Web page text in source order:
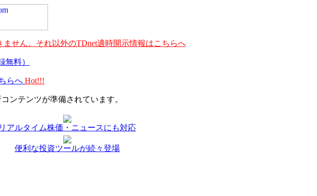
せん。それ以外のTDnet適時開示情報はこちらへ
無料）
らへ Hot!!!
ンテンツが準備されています。
リアルタイム株価・ニュースにも対応
便利な投資ツールが続々登場